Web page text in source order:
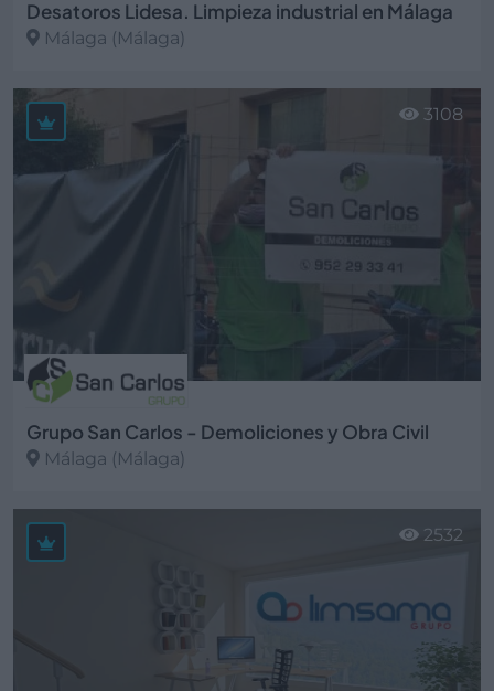
Desatoros Lidesa. Limpieza industrial en Málaga
Málaga (Málaga)
Ver más
Grupo San Carlos - Demoliciones y Obra Civil
Málaga (Málaga)
Ver más
3108
2532